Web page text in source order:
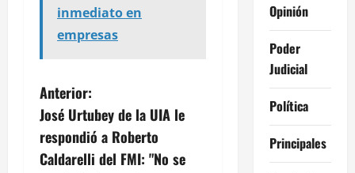
inmediato en
empresas
N
a
v
Anterior:
José Urtubey de la UIA le
respondió a Roberto
Caldarelli del FMI: "No se
Opinión
Poder
Judicial
Política
Principales